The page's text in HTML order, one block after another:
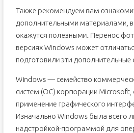
Также рекомендуем вам
дополнительными материалами,
окажутся полезными. Перенос
версиях Windows может
подготовили эти дополнительные
Windows — семейство
систем (OC) корпорации
применение графического
Изначально Windows была всего
надстройкой-программой для